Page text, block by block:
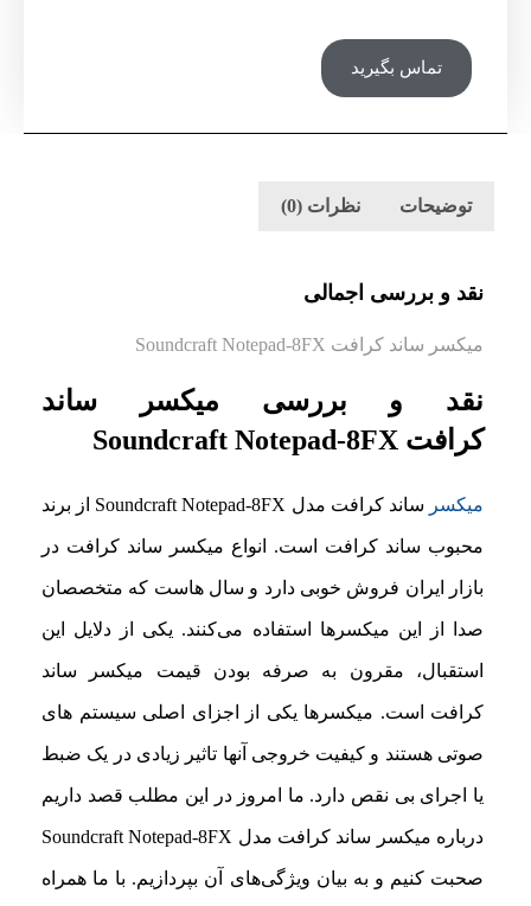
تماس بگیرید
توضیحات نظرات (0)
نقد و بررسی اجمالی
میکسر ساند کرافت Soundcraft Notepad-8FX
نقد و بررسی میکسر ساند
کرافت Soundcraft Notepad-8FX
میکسر ساند کرافت مدل Soundcraft Notepad-8FX از برند
محبوب ساند کرافت است. انواع میکسر ساند کرافت در
بازار ایران فروش خوبی دارد و سال هاست که متخصصان
صدا از این میکسرها استفاده می‌کنند. یکی از دلایل این
استقبال، مقرون به صرفه بودن قیمت میکسر ساند
کرافت است. میکسرها یکی از اجزای اصلی سیستم های
صوتی هستند و کیفیت خروجی آنها تاثیر زیادی در یک ضبط
یا اجرای بی نقص دارد. ما امروز در این مطلب قصد داریم
درباره میکسر ساند کرافت مدل Soundcraft Notepad-8FX
صحبت کنیم و به بیان ویژگی‌های آن بپردازیم. با ما همراه